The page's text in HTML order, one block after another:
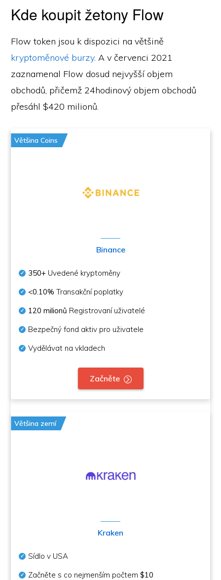
Kde koupit žetony Flow
Flow token jsou k dispozici na většině
kryptoměnové burzy. A v červenci 2021
zaznamenal Flow dosud nejvyšší objem
obchodů, přičemž 24hodinový objem obchodů
přesáhl $420 milionů.
Většina Coins
Binance
350+ Uvedené kryptoměny
<0.10% Transakční poplatky
120 milionů Registrovaní uživatelé
Bezpečný fond aktiv pro uživatele
Vydělávat na vkladech
Začněte
Většina zemí
Kraken
Sídlo v USA
Začněte s co nejmenším počtem$10